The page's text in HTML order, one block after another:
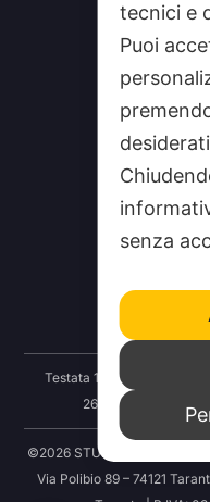
Testata 100 Notizie:
2625/2024 del
©2026 STUDIO100 –
Via Polibio 89 – 74121
tecnici e
Puoi
senza